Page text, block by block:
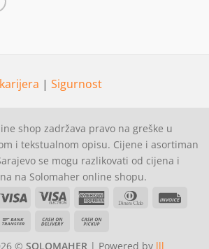
| Sigurnost
shop zadržava pravo na greške u
i tekstualnom opisu. Cijene i asortiman
se mogu razlikovati od cijena i
na Solomaher online shopu.
Visa
Visa
American Dinners
Bank
Cash
© SOLOMAHER | Powered by lll